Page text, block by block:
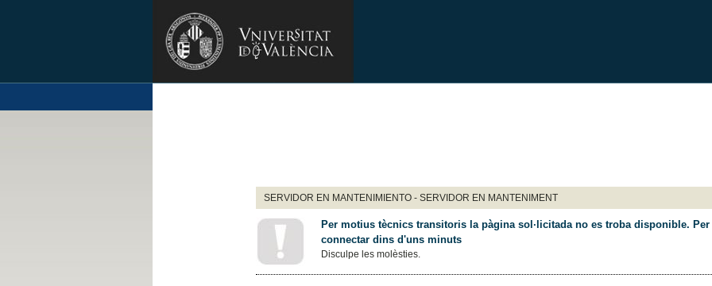
SERVIDOR EN MANTENIMIENTO - SERVIDOR EN MANTENIMENT
Per motius tècnics transitoris la pàgina sol·licitada no es troba disponible. Per
connectar dins d'uns minuts
Disculpe les molèsties.